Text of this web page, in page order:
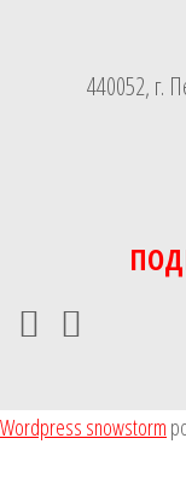
440052, г.
Wordpress snowstorm